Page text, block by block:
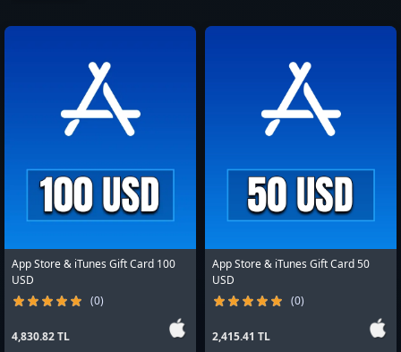
App Store & iTunes Gift Card 100
USD
(0)
4,830.82 TL
App Store & iTunes Gift Card 50
USD
(0)
2,415.41 TL